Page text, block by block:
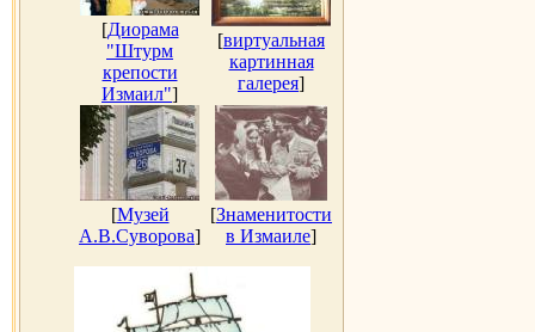
[Диорама
"Штурм
крепости
Измаил"]
[виртуальная
картинная
галерея]
[Музей
А.В.Суворова]
[Знаменитости
в Измаиле]